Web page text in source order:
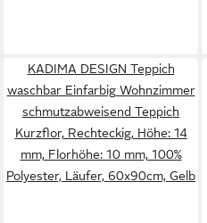
KADIMA DESIGN Teppich
waschbar Einfarbig Wohnzimmer
schmutzabweisend Teppich
Kurzflor, Rechteckig, Höhe: 14
mm, Florhöhe: 10 mm, 100%
Polyester, Läufer, 60x90cm, Gelb